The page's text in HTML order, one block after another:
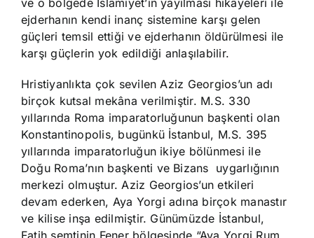
ve o bölgede İslâmiyet’in yayılması hikâyeleri ile
ejderhanın kendi inanç sistemine karşı gelen
güçleri temsil ettiği ve ejderhanın öldürülmesi ile
karşı güçlerin yok edildiği anlaşılabilir.
Hristiyanlıkta çok sevilen Aziz Georgios’un adı
birçok kutsal mekâna verilmiştir. M.S. 330
yıllarında Roma imparatorluğunun başkenti olan
Konstantinopolis, bugünkü İstanbul, M.S. 395
yıllarında imparatorluğun ikiye bölünmesi ile
Doğu Roma’nın başkenti ve Bizans uygarlığının
merkezi olmuştur. Aziz Georgios’un etkileri
devam ederken, Aya Yorgi adına birçok manastır
ve kilise inşa edilmiştir. Günümüzde İstanbul,
Fatih semtinin Fener bölgesinde “Aya Yorgi Rum